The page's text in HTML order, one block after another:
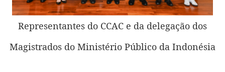
Representantes do CCAC e da delegação dos
Magistrados do Ministério Público da Indonésia